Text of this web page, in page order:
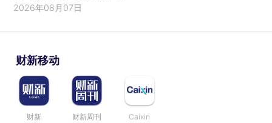
2026年08月07日
财新移动
财新 财新周刊 Caixin